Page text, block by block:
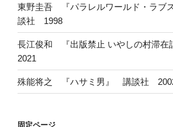
東野圭吾 『パラレルワールド・ラブ
談社 1998
長江俊和 『出版禁止 いやしの村滞
2021
殊能将之 『ハサミ男』 講談社
固定ページ